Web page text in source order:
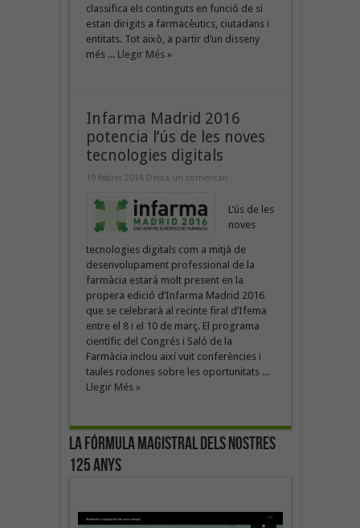
classifica els continguts en funció de si
estan dirigits a farmacèutics, ciutadans i
entitats. Tot això, a partir d’un disseny
més ... Llegir Més »
Infarma Madrid 2016
potencia l’ús de les noves
tecnologies digitals
19 febrer 2016 Deixa un comentari
L’ús de les
noves
tecnologies digitals com a mitjà de
desenvolupament professional de la
farmàcia estarà molt present en la
propera edició d’Infarma Madrid 2016
que se celebrarà al recinte firal d’Ifema
entre el 8 i el 10 de març. El programa
científic del Congrés i Saló de la
Farmàcia inclou així vuit conferències i
taules rodones sobre les oportunitats ...
Llegir Més »
La fórmula magistral dels nostres
125 anys